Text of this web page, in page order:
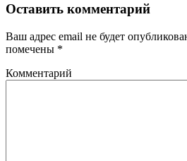
Оставить комментарий
Ваш адрес email не будет
помечены *
Комментарий